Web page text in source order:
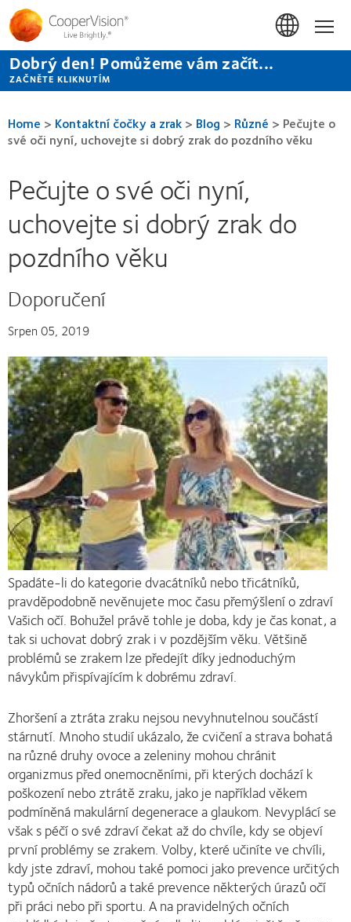
Přejít
hlavnímu
obsahu
Dobrý den! Pomůžeme vám začít...
ZAČNĚTE KLIKNUTÍM
Home > Kontaktní čočky a zrak > Blog > Různé > Pečujte o
své oči nyní, uchovejte si dobrý zrak do pozdního věku
Pečujte o své oči nyní,
uchovejte si dobrý zrak do
pozdního věku
Doporučení
Srpen 05, 2019
Spadáte-li do kategorie dvacátníků nebo třicátníků,
pravděpodobně nevěnujete moc času přemýšlení o zdraví
Vašich očí. Bohužel právě tohle je doba, kdy je čas konat, a
tak si uchovat dobrý zrak i v pozdějším věku. Většině
problémů se zrakem lze předejít díky jednoduchým
návykům přispívajícím k dobrému zdraví.
Zhoršení a ztráta zraku nejsou nevyhnutelnou součástí
stárnutí. Mnoho studií ukázalo, že cvičení a strava bohatá
na různé druhy ovoce a zeleniny mohou chránit
organizmus před onemocněními, při kterých dochází k
poškození nebo ztrátě zraku, jako je například věkem
podmíněná makulární degenerace a glaukom. Nevyplácí se
však s péčí o své zdraví čekat až do chvíle, kdy se objeví
první problémy se zrakem. Volby, které učiníte ve chvíli,
kdy jste zdraví, mohou také pomoci jako prevence určitých
typů očních nádorů a také prevence některých úrazů očí
při práci nebo při sportu. A na pravidelných očních